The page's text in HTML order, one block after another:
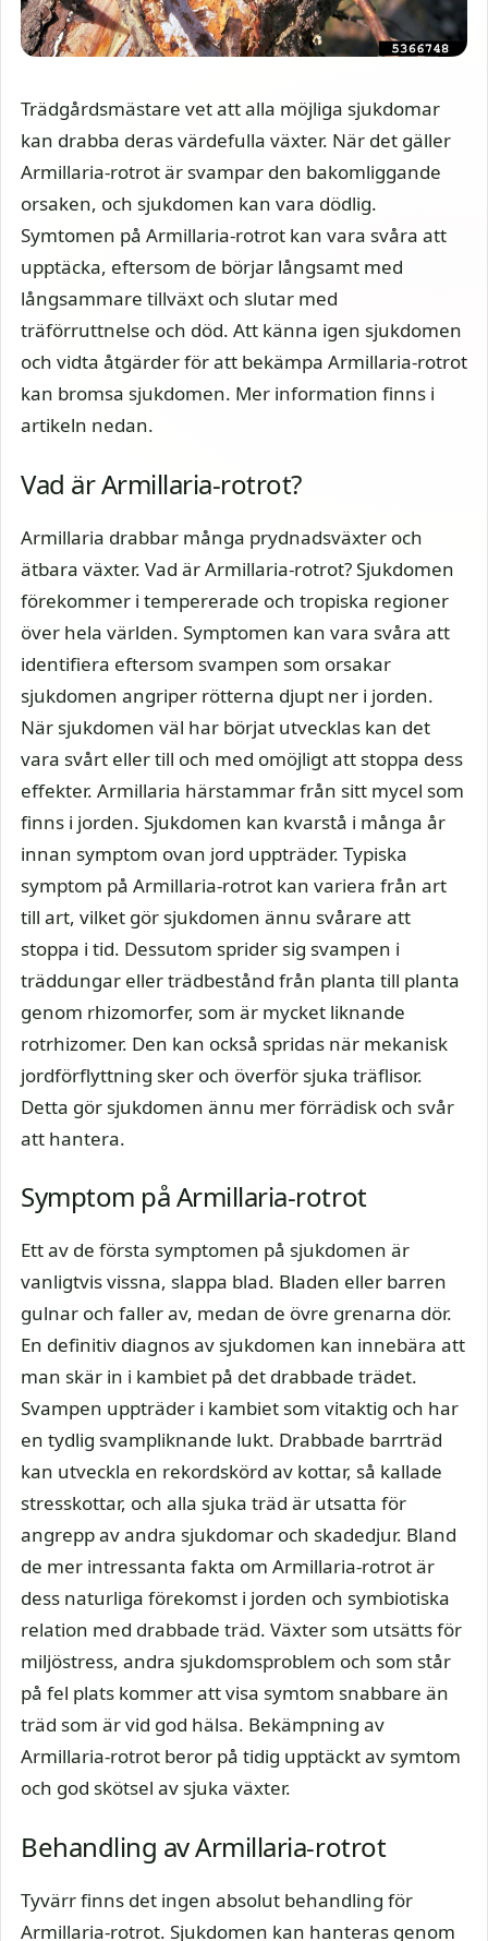
Trädgårdsmästare vet att alla möjliga sjukdomar
kan drabba deras värdefulla växter. När det gäller
Armillaria-rotrot är svampar den bakomliggande
orsaken, och sjukdomen kan vara dödlig.
Symtomen på Armillaria-rotrot kan vara svåra att
upptäcka, eftersom de börjar långsamt med
långsammare tillväxt och slutar med
träförruttnelse och död. Att känna igen sjukdomen
och vidta åtgärder för att bekämpa Armillaria-rotrot
kan bromsa sjukdomen. Mer information finns i
artikeln nedan.
Vad är Armillaria-rotrot?
Armillaria drabbar många prydnadsväxter och
ätbara växter. Vad är Armillaria-rotrot? Sjukdomen
förekommer i tempererade och tropiska regioner
över hela världen. Symptomen kan vara svåra att
identifiera eftersom svampen som orsakar
sjukdomen angriper rötterna djupt ner i jorden.
När sjukdomen väl har börjat utvecklas kan det
vara svårt eller till och med omöjligt att stoppa dess
effekter. Armillaria härstammar från sitt mycel som
finns i jorden. Sjukdomen kan kvarstå i många år
innan symptom ovan jord uppträder. Typiska
symptom på Armillaria-rotrot kan variera från art
till art, vilket gör sjukdomen ännu svårare att
stoppa i tid. Dessutom sprider sig svampen i
träddungar eller trädbestånd från planta till planta
genom rhizomorfer, som är mycket liknande
rotrhizomer. Den kan också spridas när mekanisk
jordförflyttning sker och överför sjuka träflisor.
Detta gör sjukdomen ännu mer förrädisk och svår
att hantera.
Symptom på Armillaria-rotrot
Ett av de första symptomen på sjukdomen är
vanligtvis vissna, slappa blad. Bladen eller barren
gulnar och faller av, medan de övre grenarna dör.
En definitiv diagnos av sjukdomen kan innebära att
man skär in i kambiet på det drabbade trädet.
Svampen uppträder i kambiet som vitaktig och har
en tydlig svampliknande lukt. Drabbade barrträd
kan utveckla en rekordskörd av kottar, så kallade
stresskottar, och alla sjuka träd är utsatta för
angrepp av andra sjukdomar och skadedjur. Bland
de mer intressanta fakta om Armillaria-rotrot är
dess naturliga förekomst i jorden och symbiotiska
relation med drabbade träd. Växter som utsätts för
miljöstress, andra sjukdomsproblem och som står
på fel plats kommer att visa symtom snabbare än
träd som är vid god hälsa. Bekämpning av
Armillaria-rotrot beror på tidig upptäckt av symtom
och god skötsel av sjuka växter.
Behandling av Armillaria-rotrot
Tyvärr finns det ingen absolut behandling för
Armillaria-rotrot. Sjukdomen kan hanteras genom